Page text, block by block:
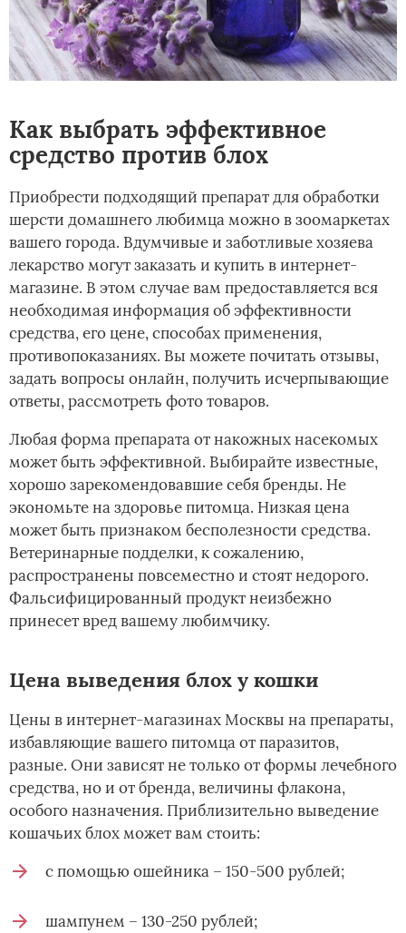
Как выбрать эффективное
средство против блох
Приобрести подходящий препарат для обработки
шерсти домашнего любимца можно в зоомаркетах
вашего города. Вдумчивые и заботливые хозяева
лекарство могут заказать и купить в интернет-
магазине. В этом случае вам предоставляется вся
необходимая информация об эффективности
средства, его цене, способах применения,
противопоказаниях. Вы можете почитать отзывы,
задать вопросы онлайн, получить исчерпывающие
ответы, рассмотреть фото товаров.
Любая форма препарата от накожных насекомых
может быть эффективной. Выбирайте известные,
хорошо зарекомендовавшие себя бренды. Не
экономьте на здоровье питомца. Низкая цена
может быть признаком бесполезности средства.
Ветеринарные подделки, к сожалению,
распространены повсеместно и стоят недорого.
Фальсифицированный продукт неизбежно
принесет вред вашему любимчику.
Цена выведения блох у кошки
Цены в интернет-магазинах Москвы на препараты,
избавляющие вашего питомца от паразитов,
разные. Они зависят не только от формы лечебного
средства, но и от бренда, величины флакона,
особого назначения. Приблизительно выведение
кошачьих блох может вам стоить:
с помощью ошейника – 150-500 рублей;
шампунем – 130-250 рублей;